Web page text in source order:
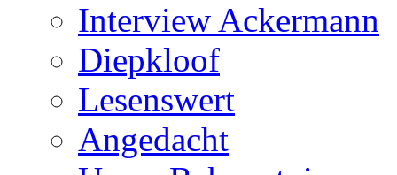
Interview Ackermann
Diepkloof
Lesenswert
Angedacht